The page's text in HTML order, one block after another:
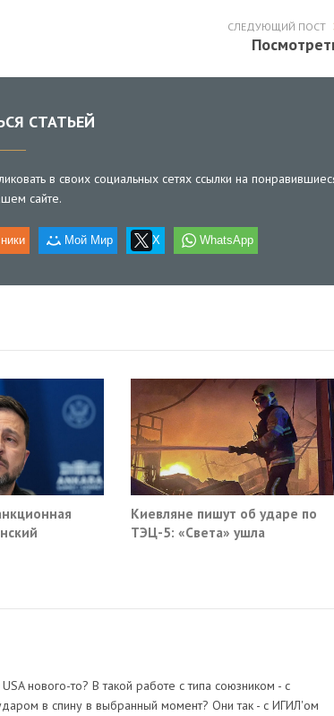
СЛЕДУЮЩИЙ ПОСТ
СТАТЬЕЙ
в своих социальных сетях ссылки на
сайте.
Мой Мир X WhatsApp
Киевляне пишут об ударе по
ТЭЦ-5: «Света» ушла
нового-то? В такой работе с типа союзником - с
в спину в выбранный момент? Они так - с ИГИЛ'ом